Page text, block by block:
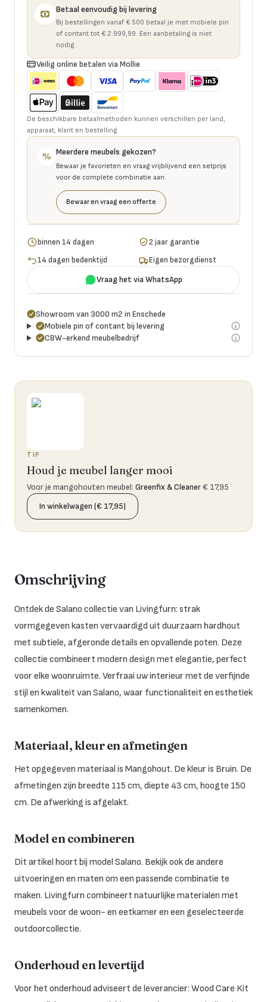
Betaal eenvoudig bij levering
Bij bestellingen vanaf € 500 betaal je met mobiele pin
of contant tot € 2.999,99. Een aanbetaling is niet
nodig.
Veilig online betalen via Mollie
De beschikbare betaalmethoden kunnen verschillen per land,
apparaat, klant en bestelling.
% Meerdere meubels gekozen?
Bewaar je favorieten en vraag vrijblijvend een setprijs
voor de complete combinatie aan.
Bewaar en vraag een offerte
binnen 14 dagen
2 jaar garantie
14 dagen bedenktijd
Eigen bezorgdienst
Vraag het via WhatsApp
Showroom van 3000 m2 in Enschede
Mobiele pin of contant bij levering
CBW-erkend meubelbedrijf
TIP
Houd je meubel langer mooi
Voor je mangohouten meubel: Greenfix & Cleaner€ 17,95
In winkelwagen (€ 17,95)
Omschrijving
Ontdek de Salano collectie van Livingfurn: strak
vormgegeven kasten vervaardigd uit duurzaam hardhout
met subtiele, afgeronde details en opvallende poten. Deze
collectie combineert modern design met elegantie, perfect
voor elke woonruimte. Verfraai uw interieur met de verfijnde
stijl en kwaliteit van Salano, waar functionaliteit en esthetiek
samenkomen.
Materiaal, kleur en afmetingen
Het opgegeven materiaal is Mangohout. De kleur is Bruin. De
afmetingen zijn breedte 115 cm, diepte 43 cm, hoogte 150
cm. De afwerking is afgelakt.
Model en combineren
Dit artikel hoort bij model Salano. Bekijk ook de andere
uitvoeringen en maten om een passende combinatie te
maken. Livingfurn combineert natuurlijke materialen met
meubels voor de woon- en eetkamer en een geselecteerde
outdoorcollectie.
Onderhoud en levertijd
Voor het onderhoud adviseert de leverancier: Wood Care Kit